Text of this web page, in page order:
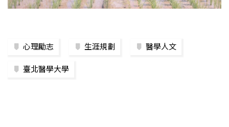
心理勵志 生涯規劃 醫學人文
臺北醫學大學